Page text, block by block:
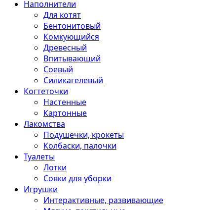
Наполнители
Для котят
Бентонитовый
Комкующийся
Древесный
Впитывающий
Соевый
Силикагелевый
Когтеточки
Настенные
Картонные
Лакомства
Подушечки, крокеты
Колбаски, палочки
Туалеты
Лотки
Совки для уборки
Игрушки
Интерактивные, развивающие